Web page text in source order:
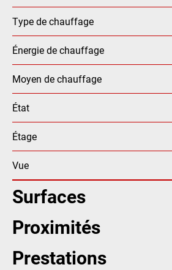
Type de chauffage
Énergie de chauffage
Moyen de chauffage
État
Étage
Vue
Surfaces
Proximités
Prestations